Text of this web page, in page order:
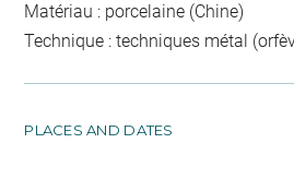
Matériau : porcelaine (Chine)
Technique : techniques métal
PLACES AND DATES